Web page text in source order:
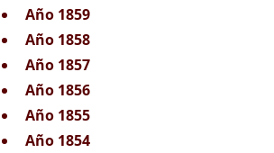
Año 1859
Año 1858
Año 1857
Año 1856
Año 1855
Año 1854